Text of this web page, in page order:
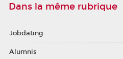
Dans la même rubrique
Jobdating
Alumnis